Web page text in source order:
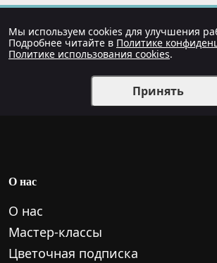
Мы используем cookies для улучшения
Подробнее читайте в Политике
Политике использования cookies.
Принять
О нас
О нас
Мастер-классы
Цветочная подписка